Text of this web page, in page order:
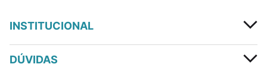
INSTITUCIONAL
DÚVIDAS